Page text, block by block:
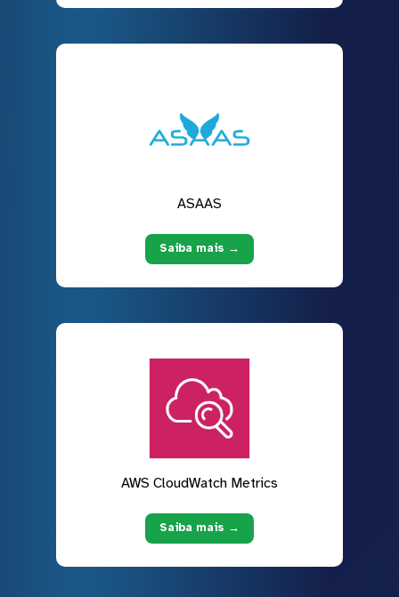
ASAAS
Saiba mais →
AWS CloudWatch Metrics
Saiba mais →